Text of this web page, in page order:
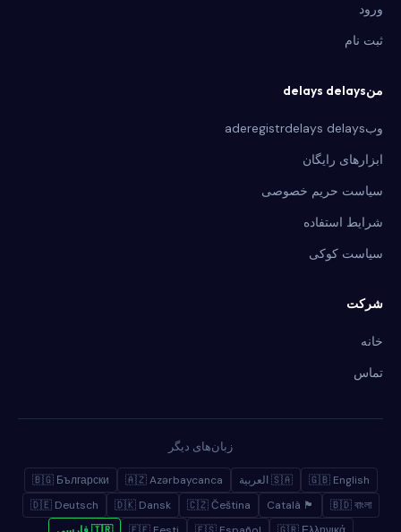
ورود
ثبت نام
منdelays delays
وبaderegistrdelays delays
ابزارهای رایگان
سیاست حریم خصوصی
شرایط استفاده
سیاست کوکی
شرکت
خانه
تماس
زبان‌های دیگر
🇬🇧 English 🇸🇦 العربية 🇦🇿 Azərbaycanca
🇧🇬 Български
🇧🇩 বাংলা
🏴 Català
🇨🇿 Čeština
🇩🇰 Dansk
🇩🇪 Deutsch